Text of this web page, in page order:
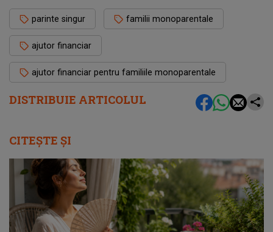
DISTRIBUIE ARTICOLUL
parinte singur familii monoparentale
ajutor financiar
ajutor financiar pentru familiile monoparentale
CITEȘTE ȘI